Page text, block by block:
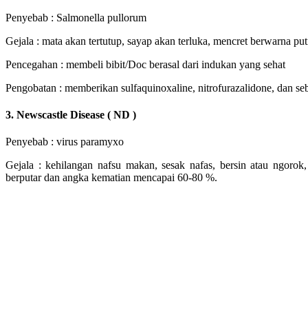
Penyebab : Salmonella pullorum
Gejala : mata akan tertutup, sayap akan terluka, mencret berwarna
Pencegahan : membeli bibit/Doc berasal dari indukan yang sehat
Pengobatan : memberikan sulfaquinoxaline, nitrofurazalidone, dan
3. Newscastle Disease ( ND )
Penyebab : virus paramyxo
Gejala : kehilangan nafsu makan, sesak nafas, bersin atau
berputar dan angka kematian mencapai 60-80 %.